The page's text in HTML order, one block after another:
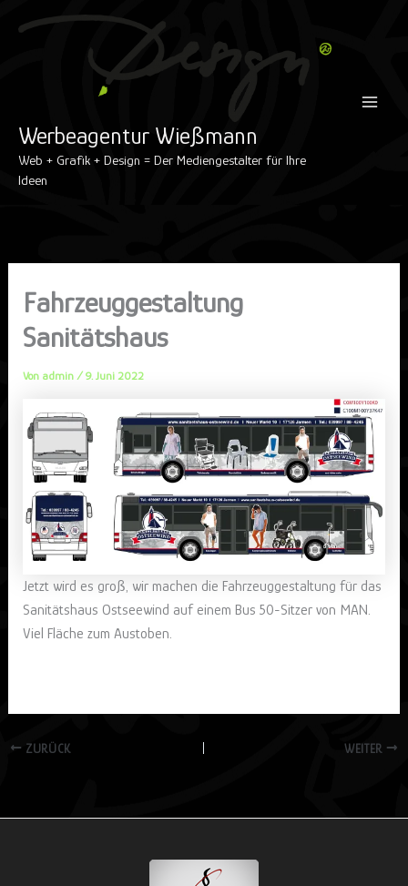
springen
Inhalt
Werbeagentur Wießmann
Web + Grafik + Design = Der Mediengestalter für Ihre
Ideen
Fahrzeuggestaltung
Sanitätshaus
Von admin / 9. Juni 2022
Jetzt wird es groß, wir machen die Fahrzeuggestaltung für das
Sanitätshaus Ostseewind auf einem Bus 50-Sitzer von MAN.
Viel Fläche zum Austoben.
ZURÜCK WEITER